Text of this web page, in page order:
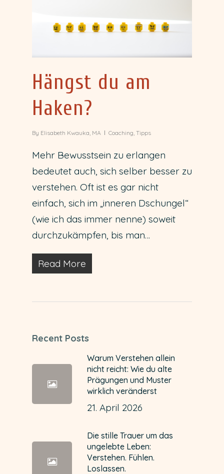
Hängst du am
Haken?
By Elisabeth Kwauka, MA Coaching Tipps
Mehr Bewusstsein zu erlangen
bedeutet auch, sich selber besser zu
verstehen. Oft ist es gar nicht
einfach, sich im „inneren Dschungel“
(wie ich das immer nenne) soweit
durchzukämpfen, bis man…
Read More
Recent Posts
Warum Verstehen allein
nicht reicht: Wie du alte
Prägungen und Muster
wirklich veränderst
21. April 2026
Die stille Trauer um das
ungelebte Leben:
Verstehen. Fühlen.
Loslassen.